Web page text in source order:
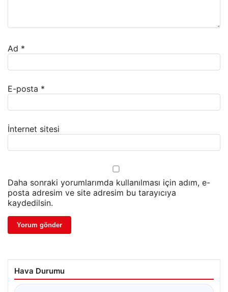
Ad *
E-posta *
İnternet sitesi
Daha sonraki yorumlarımda kullanılması için adım, e-
posta adresim ve site adresim bu tarayıcıya
kaydedilsin.
Hava Durumu